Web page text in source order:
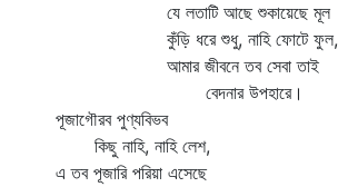
যে লতাটি আছে শুকায়েছে মূল
কুঁড়ি ধরে শুধু, নাহি ফোটে ফুল,
আমার জীবনে তব সেবা তাই
বেদনার উপহারে।
পূজাগৌরব পুণ্যবিভব
কিছু নাহি, নাহি লেশ,
এ তব পূজারি পরিয়া এসেছে